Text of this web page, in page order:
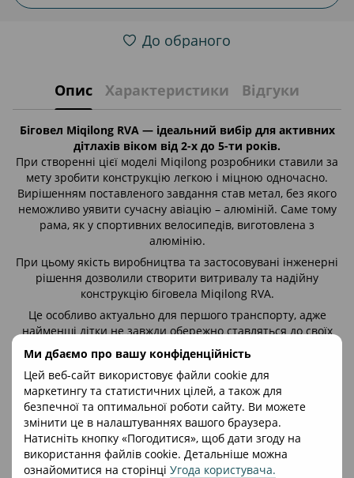
Ми дбаємо про вашу конфіденційність
Цей веб-сайт використовує файли cookie для
маркетингу та статистичних цілей, а також для
безпечної та оптимальної роботи сайту. Ви можете
змінити це в налаштуваннях вашого браузера.
Натисніть кнопку «Погодитися», щоб дати згоду на
використання файлів cookie. Детальніше можна
ознайомитися на сторінці Угода користувача.
До обраного
Опис Характеристики Відгуки
Біговел Miqilong RVA — ідеальний вибір для активних
дітлахів віком від 2-х до 5-ти років.
При створенні цієї моделі Miqilong розробники ставили за
мету зробити конструкцію легкою і міцною одночасно.
Вирішенням поставленого завдання став метал, без якого
неможливо уявити сучасну авіацію – алюміній. Саме тому
рама, як у спортивних велосипедів, виготовлена ​​з
алюмінію.
При цьому якість виробництва та застосовувані інженерні
рішення дозволили створити витривалу та надійну
конструкцію біговела Miqilong RVA.
Це особливо актуально для першого транспорту, адже
найменші дітки не завжди обережно ставляться до своїх
речей. Та й у процесі навчання трапляються різні
пригоди.
Ну і, звісно, ​​безпека. Інтегрована рульова колонка та
надійний винос керма напевно одні з найбезпечніших
типів обладнання для дитячих велосипедів. Саме вони
роблять конструкцію травмобезпечною, адже майже немає
гострих кутів.